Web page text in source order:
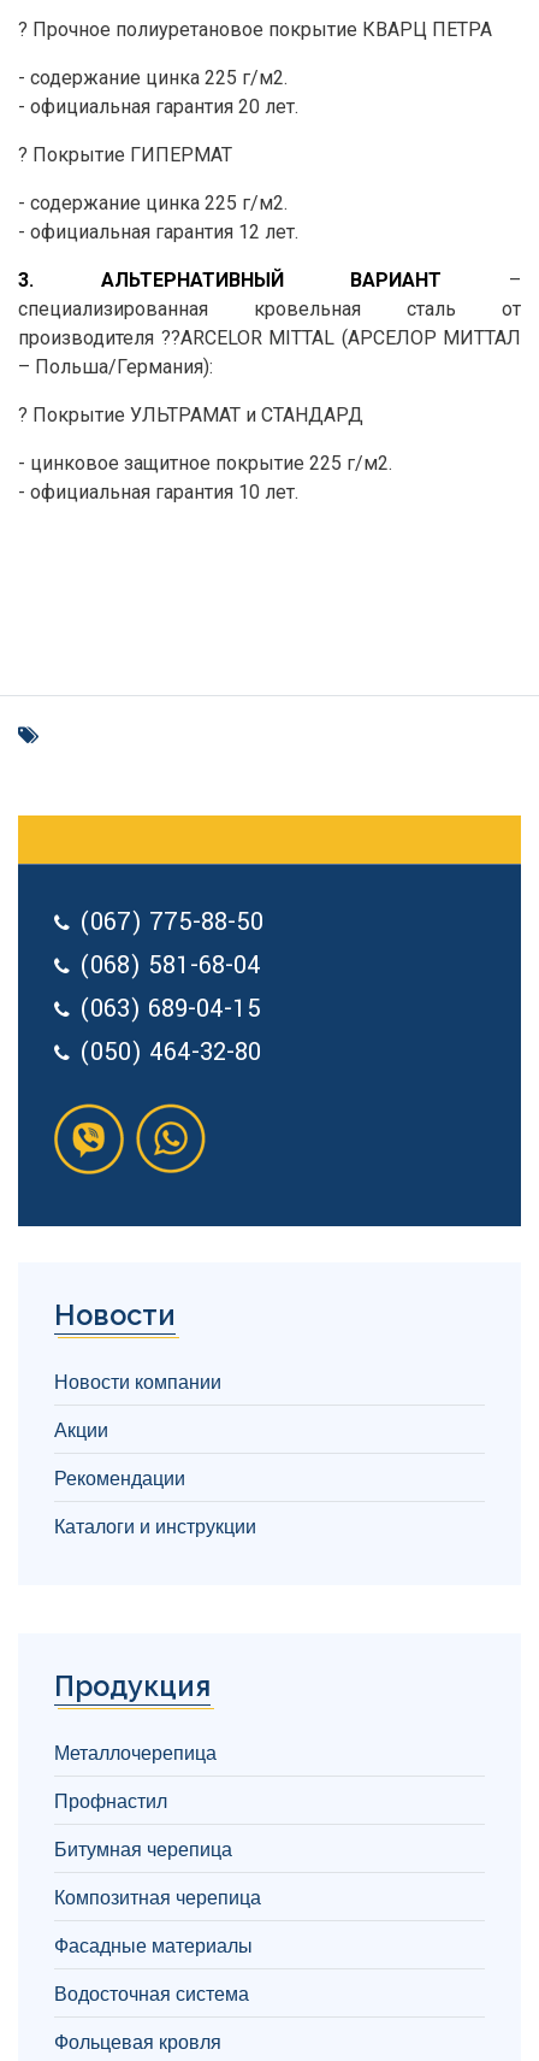
(067) 775-88-50
(068) 581-68-04
(063) 689-04-15
(050) 464-32-80
Новости
Новости компании
Акции
Рекомендации
Каталоги и инструкции
Продукция
Металлочерепица
Профнастил
Битумная черепица
Композитная черепица
Фасадные материалы
Водосточная система
Фольцевая кровля
? Прочное полиуретановое покрытие КВАРЦ ПЕТРА
- содержание цинка 225 г/м2.
- официальная гарантия 20 лет.
? Покрытие ГИПЕРМАТ
- содержание цинка 225 г/м2.
- официальная гарантия 12 лет.
3. АЛЬТЕРНАТИВНЫЙ ВАРИАНТ –
специализированная кровельная сталь от
производителя ??ARCELOR MITTAL (АРСЕЛОР МИТТАЛ
– Польша/Германия):
? Покрытие УЛЬТРАМАТ и СТАНДАРД
- цинковое защитное покрытие 225 г/м2.
- официальная гарантия 10 лет.